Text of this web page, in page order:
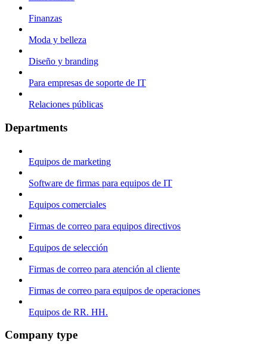
Finanzas
Moda y belleza
Diseño y branding
Para empresas de soporte de IT
Relaciones públicas
Departments
Equipos de marketing
Software de firmas para equipos de IT
Equipos comerciales
Firmas de correo para equipos directivos
Equipos de selección
Firmas de correo para atención al cliente
Firmas de correo para equipos de operaciones
Equipos de RR. HH.
Company type